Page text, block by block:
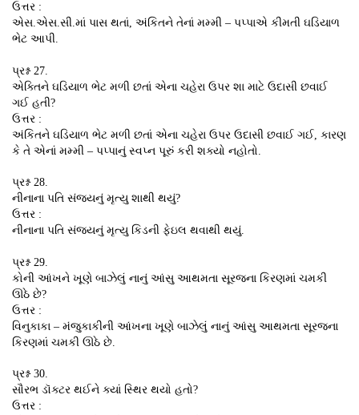
ઉત્તર :
એસ.એસ.સી.માં પાસ થતાં, અંકિતને તેનાં મમ્મી – પપ્પાએ કીમતી ઘડિયાળ
ભેટ આપી.
પ્રશ્ન 27.
એક્તિને ઘડિયાળ ભેટ મળી છતાં એના ચહેરા ઉપર શા માટે ઉદાસી છવાઈ
ગઈ હતી?
ઉત્તર :
અંકિતને ઘડિયાળ ભેટ મળી છતાં એના ચહેરા ઉપર ઉદાસી છવાઈ ગઈ, કારણ
કે તે એનાં મમ્મી – પપ્પાનું સ્વપ્ન પૂરું કરી શક્યો નહોતો.
પ્રશ્ન 28.
નીનાના પતિ સંજયનું મૃત્યુ શાથી થયું?
ઉત્તર :
નીનાના પતિ સંજયનું મૃત્યુ કિડની ફેઇલ થવાથી થયું.
પ્રશ્ન 29.
કોની આંખને ખૂણે બાઝેલું નાનું આંસુ આથમતા સૂરજના કિરણમાં ચમકી
ઊઠે છે?
ઉત્તર :
વિનુકાકા – મંજુકાકીની આંખના ખૂણે બાઝેલું નાનું આંસુ આથમતા સૂરજના
કિરણમાં ચમકી ઊઠે છે.
પ્રશ્ન 30.
સૌરભ ડૉક્ટર થઈને ક્યાં સ્થિર થયો હતો?
ઉત્તર :